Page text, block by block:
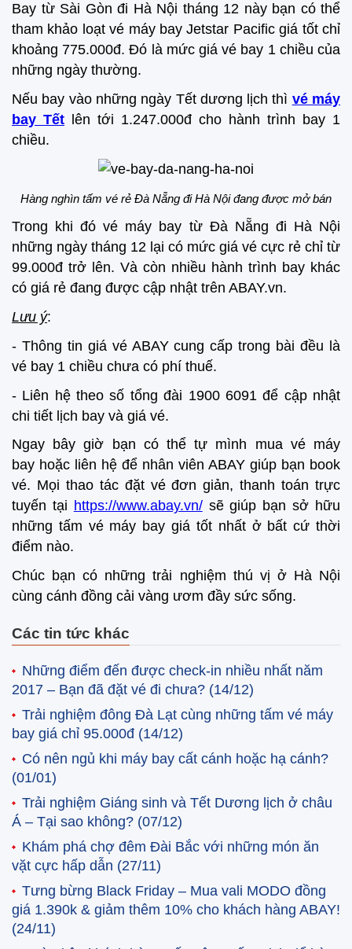
Bay từ Sài Gòn đi Hà Nội tháng 12 này bạn có thể
tham khảo loạt vé máy bay Jetstar Pacific giá tốt chỉ
khoảng 775.000đ. Đó là mức giá vé bay 1 chiều của
những ngày thường.
Nếu bay vào những ngày Tết dương lịch thì vé máy
bay Tết lên tới 1.247.000đ cho hành trình bay 1
chiều.
Hàng nghìn tấm vé rẻ Đà Nẵng đi Hà Nội đang được mở bán
Trong khi đó vé máy bay từ Đà Nẵng đi Hà Nội
những ngày tháng 12 lại có mức giá vé cực rẻ chỉ từ
99.000đ trở lên. Và còn nhiều hành trình bay khác
có giá rẻ đang được cập nhật trên ABAY.vn.
Lưu ý:
- Thông tin giá vé ABAY cung cấp trong bài đều là
vé bay 1 chiều chưa có phí thuế.
- Liên hệ theo số tổng đài 1900 6091 để cập nhật
chi tiết lịch bay và giá vé.
Ngay bây giờ bạn có thể tự mình mua vé máy
bay hoặc liên hệ để nhân viên ABAY giúp bạn book
vé. Mọi thao tác đặt vé đơn giản, thanh toán trực
tuyến tại https://www.abay.vn/sẽ giúp bạn sở hữu
những tấm vé máy bay giá tốt nhất ở bất cứ thời
điểm nào.
Chúc bạn có những trải nghiệm thú vị ở Hà Nội
cùng cánh đồng cải vàng ươm đầy sức sống.
Các tin tức khác
Những điểm đến được check-in nhiều nhất năm
2017 – Bạn đã đặt vé đi chưa? (14/12)
Trải nghiệm đông Đà Lạt cùng những tấm vé máy
bay giá chỉ 95.000đ (14/12)
Có nên ngủ khi máy bay cất cánh hoặc hạ cánh?
(01/01)
Trải nghiệm Giáng sinh và Tết Dương lịch ở châu
Á – Tại sao không? (07/12)
Khám phá chợ đêm Đài Bắc với những món ăn
vặt cực hấp dẫn (27/11)
Tưng bừng Black Friday – Mua vali MODO đồng
giá 1.390k & giảm thêm 10% cho khách hàng ABAY!
(24/11)